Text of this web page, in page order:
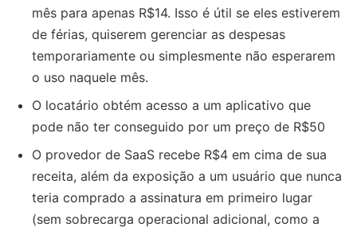
mês para apenas R$14. Isso é útil se eles estiverem
de férias, quiserem gerenciar as despesas
temporariamente ou simplesmente não esperarem
o uso naquele mês.
O locatário obtém acesso a um aplicativo que
pode não ter conseguido por um preço de R$50
O provedor de SaaS recebe R$4 em cima de sua
receita, além da exposição a um usuário que nunca
teria comprado a assinatura em primeiro lugar
(sem sobrecarga operacional adicional, como a